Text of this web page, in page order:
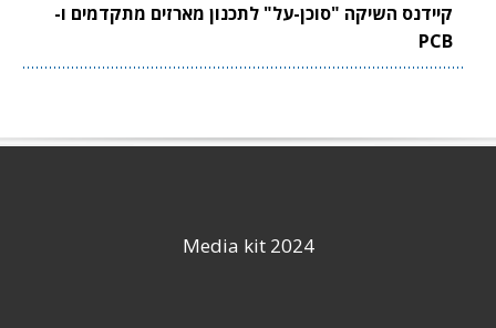
קיידנס השיקה "סוכן-על" לתכנון מארזים מתקדמים ו-
PCB
Media kit 2024